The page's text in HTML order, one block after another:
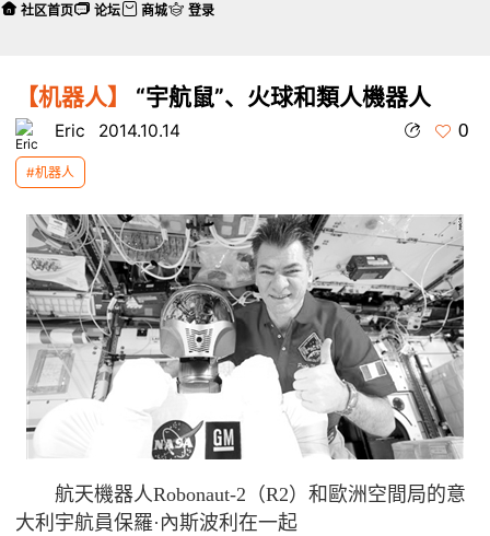
【机器人】 “宇航鼠”、火球和類人機器人
Eric 2014.10.14 0
#机器人
航天機器人Robonaut-2（R2）和歐洲空間局的意
大利宇航員保羅·內斯波利在一起
社区首页 论坛 商城 登录